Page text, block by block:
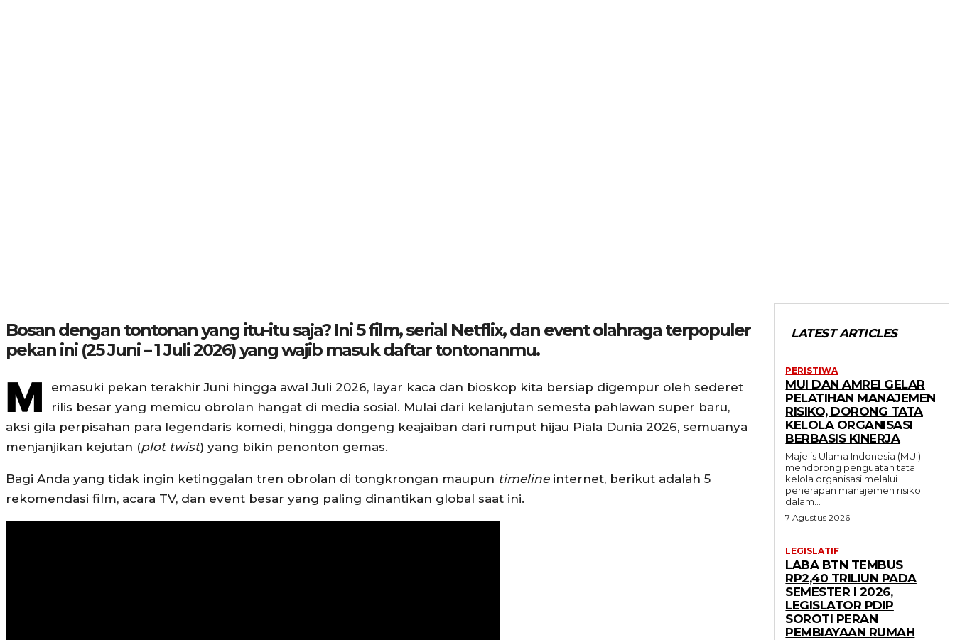
Bosan dengan tontonan yang itu-itu saja? Ini 5 film, serial Netflix, dan event olahraga terpopuler
pekan ini (25 Juni – 1 Juli 2026) yang wajib masuk daftar tontonanmu.
M
emasuki pekan terakhir Juni hingga awal Juli 2026, layar kaca dan bioskop kita bersiap digempur oleh sederet
rilis besar yang memicu obrolan hangat di media sosial. Mulai dari kelanjutan semesta pahlawan super baru,
aksi gila perpisahan para legendaris komedi, hingga dongeng keajaiban dari rumput hijau Piala Dunia 2026, semuanya
menjanjikan kejutan (plot twist) yang bikin penonton gemas.
Bagi Anda yang tidak ingin ketinggalan tren obrolan di tongkrongan maupun timelineinternet, berikut adalah 5
rekomendasi film, acara TV, dan event besar yang paling dinantikan global saat ini.
LATEST ARTICLES
PERISTIWA
MUI DAN AMREI GELAR
PELATIHAN MANAJEMEN
RISIKO, DORONG TATA
KELOLA ORGANISASI
BERBASIS KINERJA
Majelis Ulama Indonesia (MUI)
mendorong penguatan tata
kelola organisasi melalui
penerapan manajemen risiko
dalam...
7 Agustus 2026
LEGISLATIF
LABA BTN TEMBUS
RP2,40 TRILIUN PADA
SEMESTER I 2026,
LEGISLATOR PDIP
SOROTI PERAN
PEMBIAYAAN RUMAH